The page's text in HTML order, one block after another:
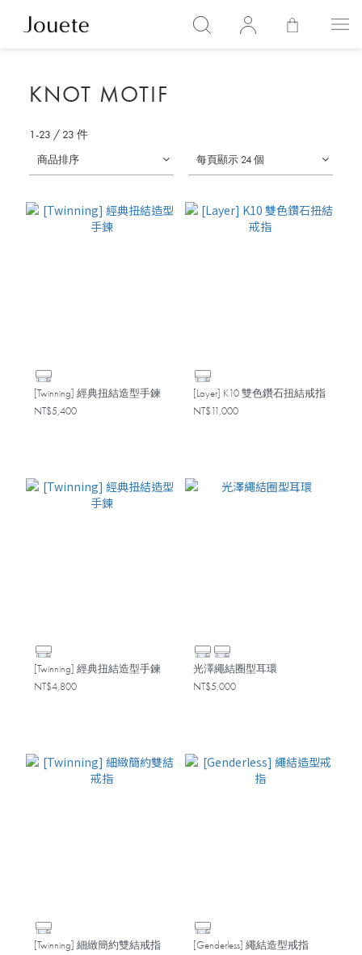
KNOT MOTIF
1-23 / 23 件
商品排序 每頁顯示 24 個
[Twinning] 經典扭結造型手鍊
NT$5,400
[Layer] K10 雙色鑽石扭結戒指
NT$11,000
[Twinning] 經典扭結造型手鍊
NT$4,800
光澤繩結圈型耳環
NT$5,000
[Twinning] 細緻簡約雙結戒指
[Genderless] 繩結造型戒指